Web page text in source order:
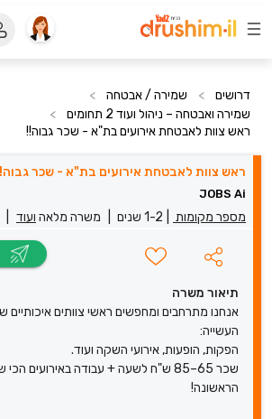
דרושים > שמירה / אבטחה
>
שמירה ואבטחה – ניהול ועוד 2 תחומים
>
ראש צוות לאבטחת אירועים בת"א - שכר גבוה!!
ראש צוות לאבטחת אירועים בת"א - שכר
JOBS Ai
מספר מקומות 1-2 שנים משרה מלאה ועוד
תיאור משרה
אנחנו מתרחבים ומחפשים ראשי צוותים איכותיים
העשייה:
הפקות, הופעות, אירועי השקה ועוד.
שכר 65–85 ש"ח לשעה + עבודה באירועים
הראשונה!